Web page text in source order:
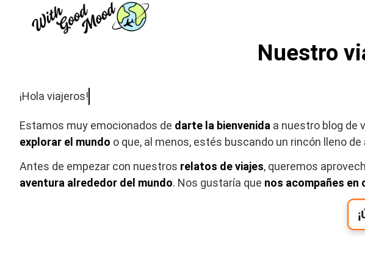
Nuestro
¡Hola viajeros!
Estamos muy emocionados de darte la bienvenida a nuestro blog de
explorar el mundo o que, al menos, estés buscando un rincón lleno de
Antes de empezar con nuestros relatos de viajes, queremos
aventura alrededor del mundo. Nos gustaría que nos acompañes en